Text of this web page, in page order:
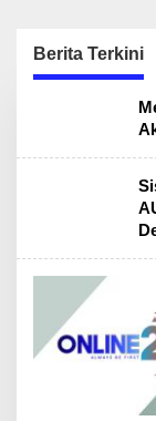
Berita Terkini
i
a
m